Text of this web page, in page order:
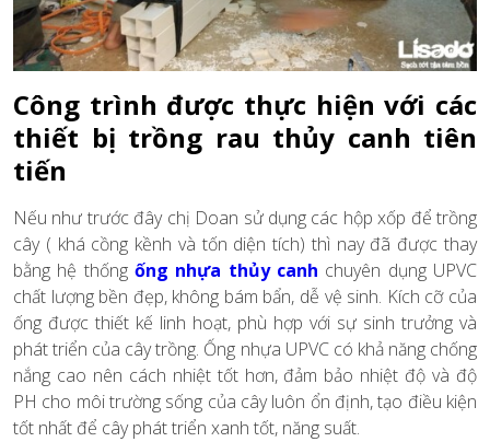
Công trình được thực hiện với các
thiết bị trồng rau thủy canh tiên
tiến
Nếu như trước đây chị Doan sử dụng các hộp xốp để trồng
cây ( khá cồng kềnh và tốn diện tích) thì nay đã được thay
bằng hệ thống ống nhựa thủy canh chuyên dụng UPVC
chất lượng bền đẹp, không bám bẩn, dễ vệ sinh. Kích cỡ của
ống được thiết kế linh hoạt, phù hợp với sự sinh trưởng và
phát triển của cây trồng. Ống nhựa UPVC có khả năng chống
nắng cao nên cách nhiệt tốt hơn, đảm bảo nhiệt độ và độ
PH cho môi trường sống của cây luôn ổn định, tạo điều kiện
tốt nhất để cây phát triển xanh tốt, năng suất.